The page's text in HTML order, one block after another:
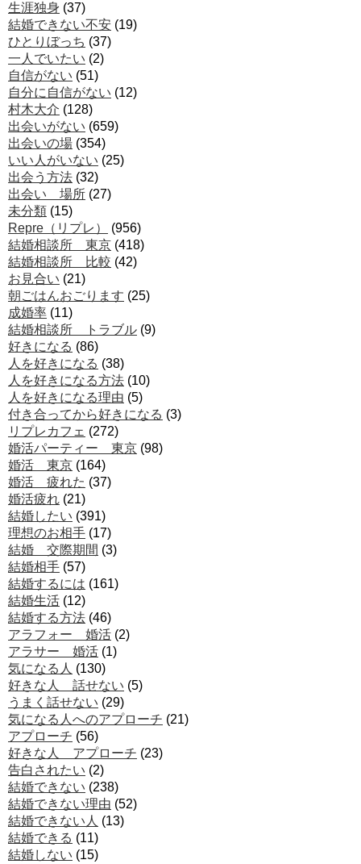
生涯独身 (37)
結婚できない不安 (19)
ひとりぼっち (37)
一人でいたい (2)
自信がない (51)
自分に自信がない (12)
村木大介 (128)
出会いがない (659)
出会いの場 (354)
いい人がいない (25)
出会う方法 (32)
出会い 場所 (27)
未分類 (15)
Repre（リプレ）
(956)
結婚相談所 東京 (418)
結婚相談所 比較 (42)
お見合い (21)
朝ごはんおごります (25)
成婚率 (11)
結婚相談所 トラブル (9)
好きになる (86)
人を好きになる (38)
人を好きになる方法 (10)
人を好きになる理由 (5)
付き合ってから好きになる (3)
リプレカフェ (272)
婚活パーティー 東京 (98)
婚活 東京 (164)
婚活 疲れた (37)
婚活疲れ (21)
結婚したい (391)
理想のお相手 (17)
結婚 交際期間 (3)
結婚相手 (57)
結婚するには (161)
結婚生活 (12)
結婚する方法 (46)
アラフォー 婚活 (2)
アラサー 婚活 (1)
気になる人 (130)
好きな人 話せない (5)
うまく話せない (29)
気になる人へのアプローチ (21)
アプローチ (56)
好きな人 アプローチ (23)
告白されたい (2)
結婚できない (238)
結婚できない理由 (52)
結婚できない人 (13)
結婚できる (11)
結婚しない (15)